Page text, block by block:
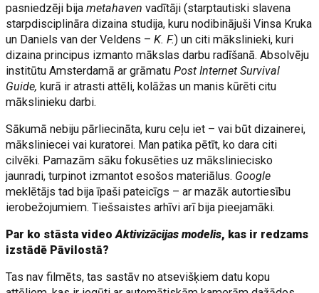
pasniedzēji bijametahaven vadītāji (starptautiski slavena
starpdisciplināra dizaina studija, kuru nodibinājuši Vinsa Kruka
un Daniels van der Veldens –K. F.) un citi mākslinieki, kuri
dizaina principus izmanto mākslas darbu radīšanā. Absolvēju
institūtu Amsterdamā ar grāmatuPost Internet Survival
Guide, kurā ir atrasti attēli, kolāžas un manis kūrēti citu
mākslinieku darbi.
Sākumā nebiju pārliecināta, kuru ceļu iet – vai būt dizainerei,
māksliniecei vai kuratorei. Man patika pētīt, ko dara citi
cilvēki. Pamazām sāku fokusēties uz māksliniecisko
jaunradi, turpinot izmantot esošos materiālus. Google
meklētājs tad bija īpaši pateicīgs – ar mazāk autortiesību
ierobežojumiem. Tiešsaistes arhīvi arī bija pieejamāki.
Par ko stāsta videoAktivizācijas modelis, kas ir redzams
izstādē Pāvilostā?
Tas nav filmēts, tas sastāv no atsevišķiem datu kopu